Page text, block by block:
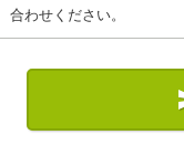
合わせください。